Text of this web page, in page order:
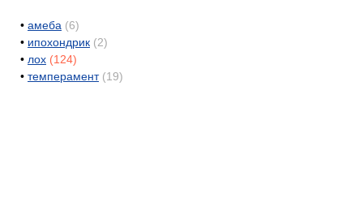
• амеба (6)
• ипохондрик (2)
• лох (124)
• темперамент (19)